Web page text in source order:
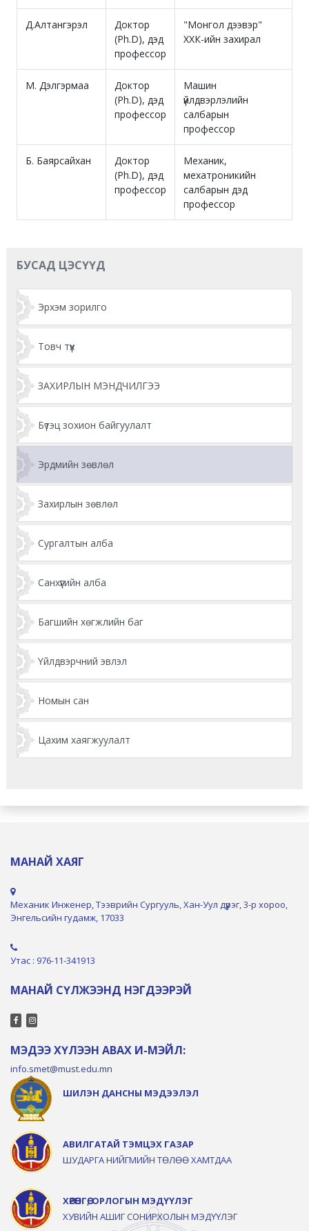
Д.Алтангэрэл
Доктор
(Ph.D), дэд
профессор
"Монгол дээвэр"
ХХК-ийн захирал
М. Дэлгэрмаа
Доктор
(Ph.D), дэд
профессор
Машин
үйлдвэрлэлийн
салбарын
профессор
Б. Баярсайхан
Доктор
(Ph.D), дэд
профессор
Механик,
мехатроникийн
салбарын дэд
профессор
БУСАД ЦЭСҮҮД
Эрхэм зорилго
Товч түүх
ЗАХИРЛЫН МЭНДЧИЛГЭЭ
Бүтэц зохион байгуулалт
Эрдмийн зөвлөл
Захирлын зөвлөл
Сургалтын алба
Санхүүгийн алба
Багшийн хөгжлийн баг
Үйлдвэрчний эвлэл
Номын сан
Цахим хаягжуулалт
МАНАЙ ХАЯГ
Механик Инженер, Тээврийн Сургууль, Хан-Уул дүүрэг, 3-р хороо,
Энгельсийн гудамж, 17033
Утас : 976-11-341913
МАНАЙ СҮЛЖЭЭНД НЭГДЭЭРЭЙ
МЭДЭЭ ХҮЛЭЭН АВАХ И-МЭЙЛ:
info.smet@must.edu.mn
ШИЛЭН ДАНСНЫ МЭДЭЭЛЭЛ
АВИЛГАТАЙ ТЭМЦЭХ ГАЗАР
ШУДАРГА НИЙГМИЙН ТӨЛӨӨ ХАМТДАА
ХӨРӨНГӨ, ОРЛОГЫН МЭДҮҮЛЭГ
ХУВИЙН АШИГ СОНИРХОЛЫН МЭДҮҮЛЭГ